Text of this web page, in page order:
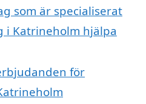
som är specialiserat
i Katrineholm hjälpa
för